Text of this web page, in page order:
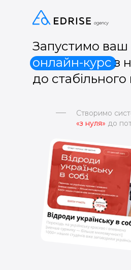
Запустимо ваш
онлайн-курсз
до
Створимо
«з нуля» до